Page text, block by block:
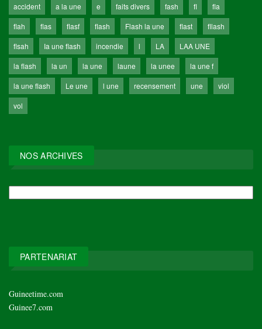
accident a la une e faits divers fash fl
fla
flah
flas flasf flash Flash la une flast
fllash
flsah
Ia une flash incendie l LA
LAA UNE
la flash
la un la une laune la unee
la une f
la une flash
Le une l une recensement une
viol
vol
NOS ARCHIVES
PARTENARIAT
Guineetime.com
Guinee7.com